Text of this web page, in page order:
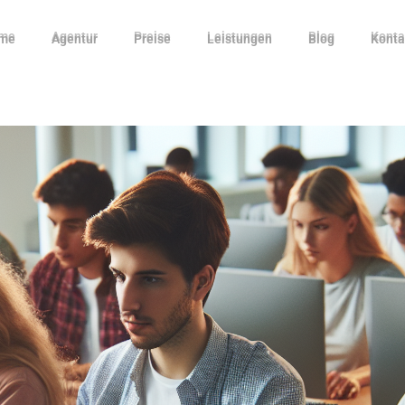
Agentur Preise Leistungen Blog
Agentur Preise Leistungen Blog